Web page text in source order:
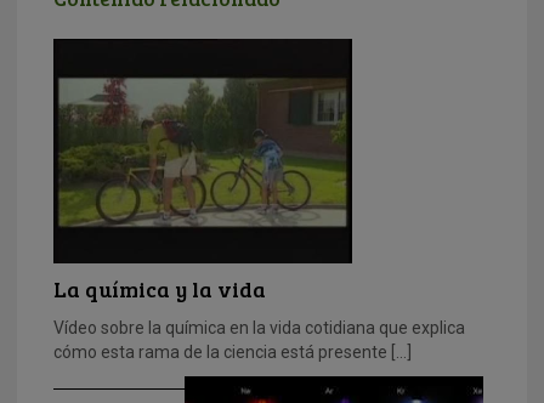
La química y la vida
Vídeo sobre la química en la vida cotidiana que explica
cómo esta rama de la ciencia está presente […]